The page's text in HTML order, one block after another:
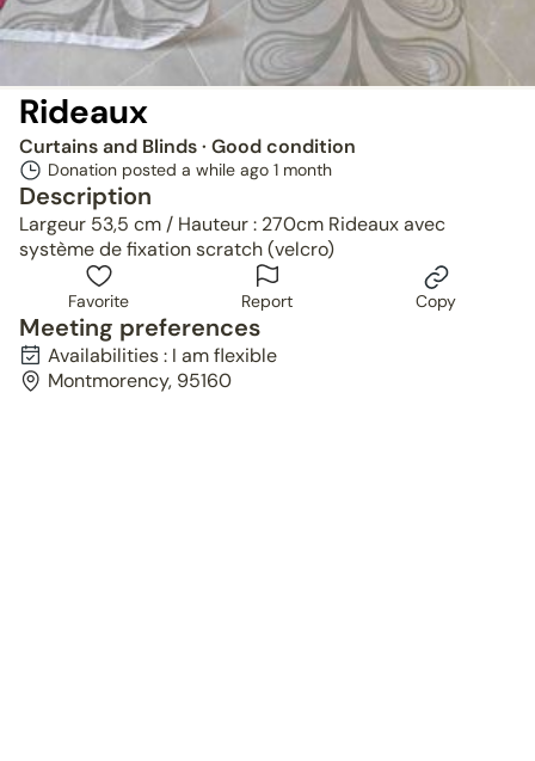
Rideaux
Curtains and Blinds· Good condition
Donation posted a while ago 1 month
Description
Largeur 53,5 cm / Hauteur : 270cm Rideaux avec
système de fixation scratch (velcro)
Favorite Report Copy
Meeting preferences
Availabilities : I am flexible
Montmorency, 95160